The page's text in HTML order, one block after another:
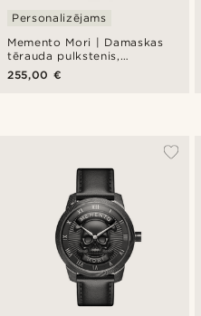
Memento Mori | Damaskas
tērauda pulkstenis,
galvaskausa motīvs
Personalizējams
255,00 €